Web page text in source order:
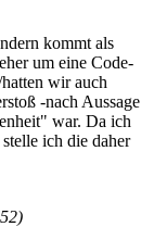
kommt als
um eine Code-
wir auch
-nach Aussage
war. Da ich
ich die daher